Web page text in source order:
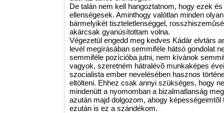
De talán nem kell hangoztatnom, hogy ezek
ellenségesek. Aminthogy valótlan minden
bármelyikét tiszteletlenséggel,
akárcsak gyanúsítottam volna.
Végezetül engedd meg kedves Kádár elvtárs
levél megírásában semmiféle hátsó gondolat
semmiféle pozícióba jutni, nem kívánok
vagyok, szeretném hátralévõ munkaképes
szocialista ember nevelésében hasznos
eltölteni. Ehhez csak annyi szükséges, hogy
mindenütt a nyomomban a bizalmatlanság
azután majd dolgozom, ahogy képességeimtõl
ezután is ez a szándékom.